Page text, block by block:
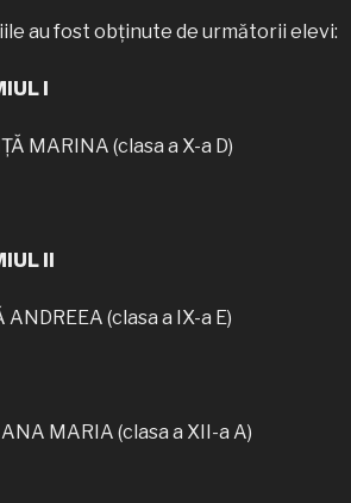
au fost obținute de următorii elevi:
I
MARINA (clasa a X-a D)
II
ANDREEA (clasa a IX-a E)
MARIA (clasa a XII-a A)